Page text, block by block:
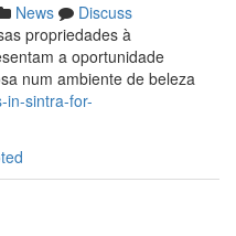
News
Discuss
propriedades à
a oportunidade
num ambiente de beleza
in-sintra-for-